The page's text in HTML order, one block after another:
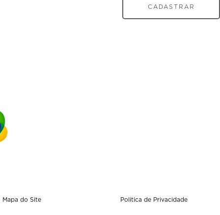
CADASTRAR
Mapa do Site Politica de Privacidade